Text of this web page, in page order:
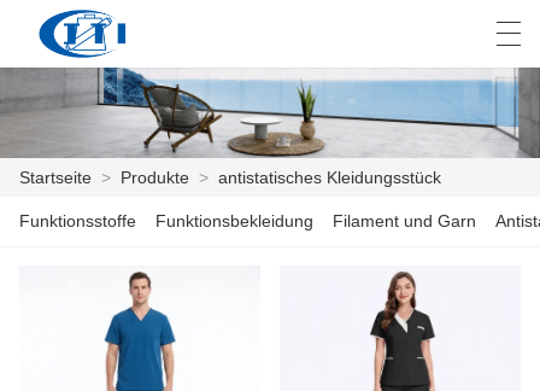
STARTSEITE
ANPASSUNG
العربية česky Deutsch
Startseite > Produkte > antistatisches Kleidungsstück
Funktionsstoffe Funktionsbekleidung Filament und Garn